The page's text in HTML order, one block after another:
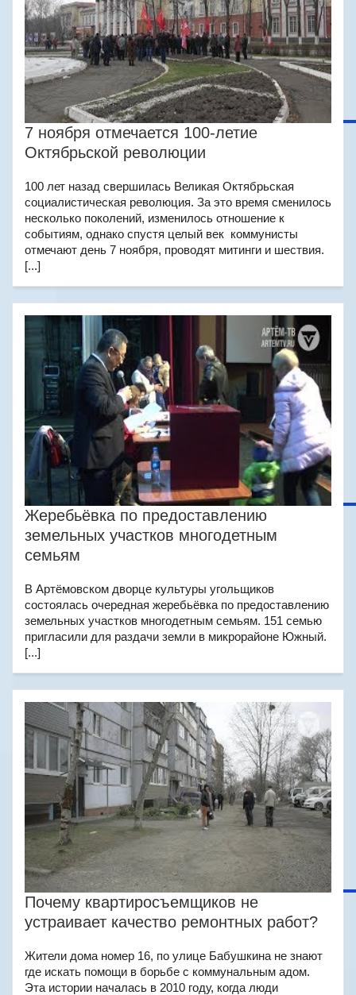
7 ноября отмечается 100-летие
Октябрьской революции
100 лет назад свершилась Великая Октябрьская
социалистическая революция. За это время сменилось
несколько поколений, изменилось отношение к
событиям, однако спустя целый век коммунисты
отмечают день 7 ноября, проводят митинги и шествия.
[...]
Жеребьёвка по предоставлению
земельных участков многодетным
семьям
В Артёмовском дворце культуры угольщиков
состоялась очередная жеребьёвка по предоставлению
земельных участков многодетным семьям. 151 семью
пригласили для раздачи земли в микрорайоне Южный.
[...]
Почему квартиросъемщиков не
устраивает качество ремонтных работ?
Жители дома номер 16, по улице Бабушкина не знают
где искать помощи в борьбе с коммунальным адом.
Эта истории началась в 2010 году, когда люди